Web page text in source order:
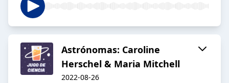
Astrónomas: Caroline
Herschel & Maria Mitchell
2022-08-26